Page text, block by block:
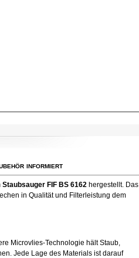
informiert
Staubsauger FIF BS 6162 hergestellt. Das
in Qualität und Filterleistung dem
Microvlies-Technologie hält Staub,
Jede Lage des Materials ist darauf